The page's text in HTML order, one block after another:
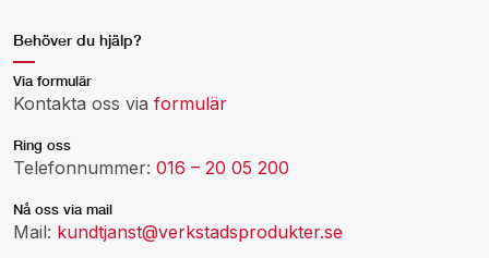
Behöver du hjälp?
Via formulär
Kontakta oss via formulär
Ring oss
Telefonnummer: 016 – 20 05 200
Nå oss via mail
Mail: kundtjanst@verkstadsprodukter.se